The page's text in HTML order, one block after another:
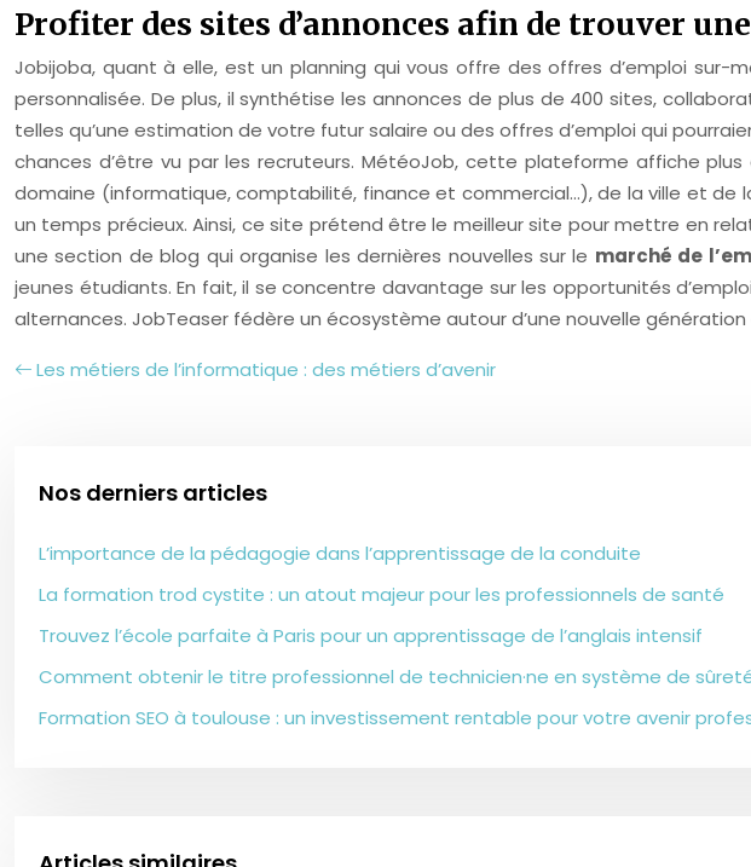
Profiter des sites d’annonces afin de trouver
Jobijoba, quant à elle, est un planning qui vous offre des offres d’emploi
personnalisée. De plus, il synthétise les annonces de plus de 400 sites,
telles qu’une estimation de votre futur salaire ou des offres d’emploi qui
chances d’être vu par les recruteurs. MétéoJob, cette plateforme affiche plus
domaine (informatique, comptabilité, finance et commercial…), de la ville et
un temps précieux. Ainsi, ce site prétend être le meilleur site pour mettre en
une section de blog qui organise les dernières nouvelles sur le marché de
jeunes étudiants. En fait, il se concentre davantage sur les opportunités
alternances. JobTeaser fédère un écosystème autour d’une nouvelle génération
Les métiers de l’informatique : des métiers d’avenir
Nos derniers articles
L’importance de la pédagogie dans l’apprentissage de la conduite
La formation trod cystite : un atout majeur pour les professionnels de santé
Trouvez l’école parfaite à Paris pour un apprentissage de l’anglais intensif
Comment obtenir le titre professionnel de technicien·ne en système de
Formation SEO à toulouse : un investissement rentable pour votre avenir